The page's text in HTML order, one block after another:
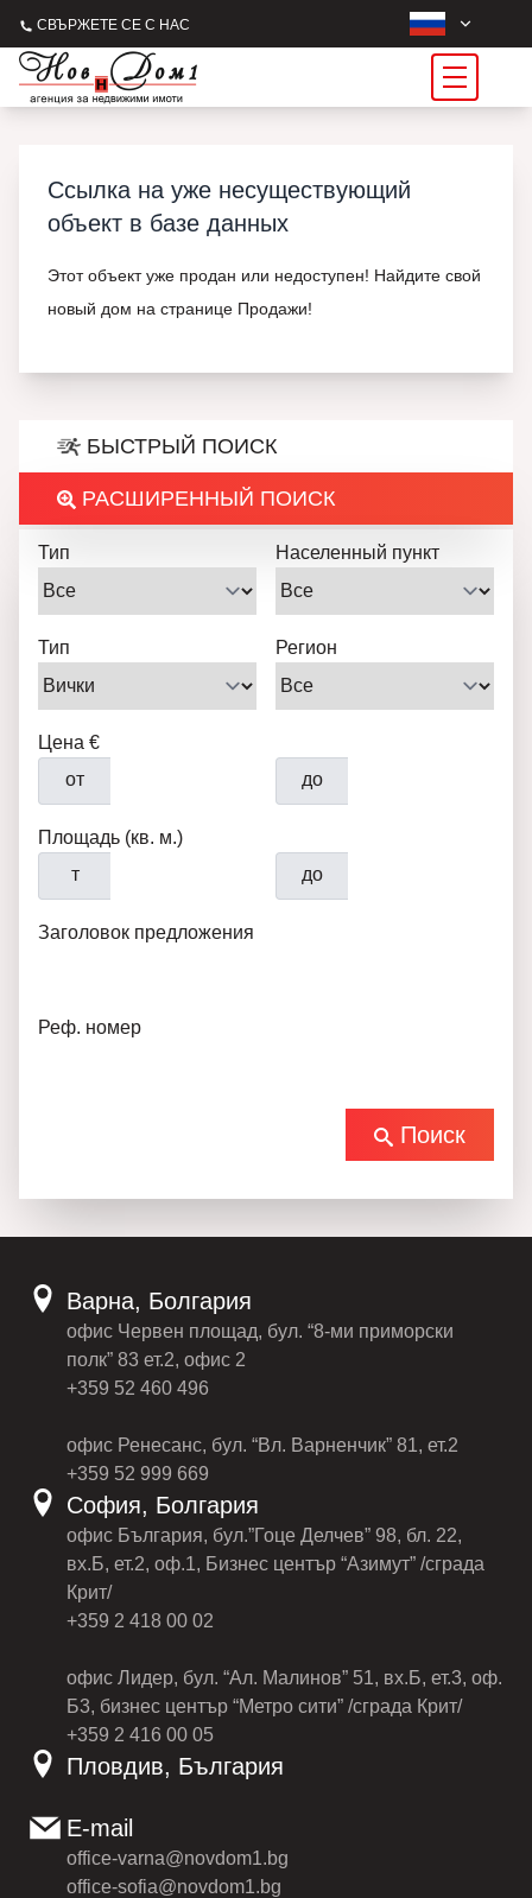
СВЪРЖЕТЕ СЕ С НАС
Ссылка на уже несуществующий
объект в базе данных
Этот объект уже продан или недоступен! Найдите свой
новый дом на странице Продажи!
БЫСТРЫЙ ПОИСК
РАСШИРЕННЫЙ ПОИСК
Тип Населенный пункт
Тип Регион
Цена €
от
до
Площадь (кв. м.)
т
до
Заголовок предложения
Реф. номер
Поиск
Варна, Болгария
офис Червен площад, бул. “8-ми приморски
полк” 83 ет.2, офис 2
+359 52 460 496
офис Ренесанс, бул. “Вл. Варненчик” 81, ет.2
+359 52 999 669
София, Болгария
офис България, бул.”Гоце Делчев” 98, бл. 22,
вх.Б, ет.2, оф.1, Бизнес център “Азимут” /сграда
Крит/
+359 2 418 00 02
офис Лидер, бул. “Ал. Малинов” 51, вх.Б, ет.3, оф.
Б3, бизнес център “Метро сити” /сграда Крит/
+359 2 416 00 05
Пловдив, България
E-mail
office-varna@novdom1.bg
office-sofia@novdom1.bg